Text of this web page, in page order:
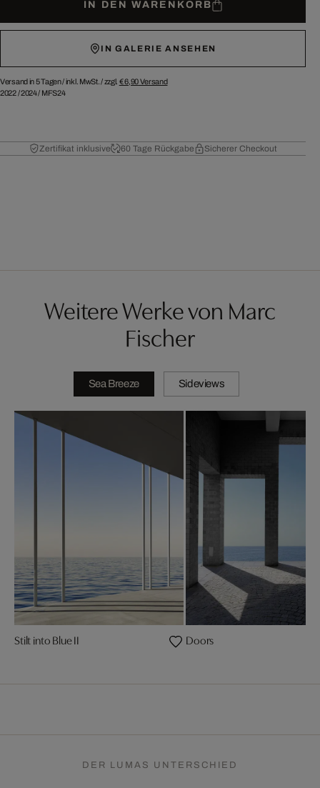
IN DEN WARENKORB
IN GALERIE ANSEHEN
Versand in 5 Tagen /inkl. MwSt. / zzgl. € 6,90Versand
2022/2024/ MFS24
Zertifikat inklusive 60 Tage Rückgabe Sicherer Checkout
Weitere Werke von Marc
Fischer
Sea Breeze Sideviews
Stilt into Blue II Doors
DER LUMAS UNTERSCHIED